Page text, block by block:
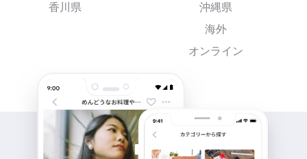
香川県
沖縄県
海外
オンライン